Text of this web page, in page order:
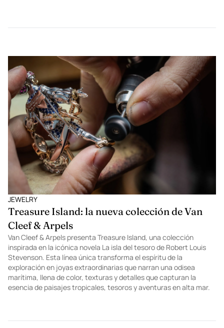
JEWELRY
Treasure Island: la nueva colección de Van
Cleef & Arpels
Van Cleef & Arpels presenta Treasure Island, una colección
inspirada en la icónica novela La isla del tesoro de Robert Louis
Stevenson. Esta línea única transforma el espíritu de la
exploración en joyas extraordinarias que narran una odisea
marítima, llena de color, texturas y detalles que capturan la
esencia de paisajes tropicales, tesoros y aventuras en alta mar.